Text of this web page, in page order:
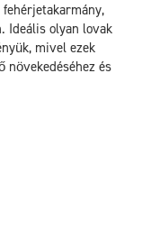
Ideális olyan lovak
mivel ezek
növekedéséhez és